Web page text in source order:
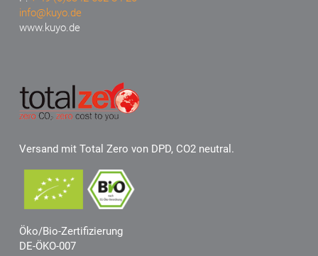
info@kuyo.de
www.kuyo.de
Versand mit Total Zero von DPD, CO2 neutral.
Öko/Bio-Zertifizierung
DE-ÖKO-007